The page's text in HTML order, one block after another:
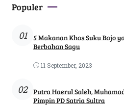
Populer
01
5 Makanan Khas Suku Bajo
Berbahan Sagu
11 September, 2023
02
Putra Haerul Saleh,
Pimpin PD Satria Sultra